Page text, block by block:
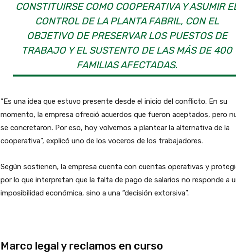
CONSTITUIRSE COMO COOPERATIVA Y ASUMIR
CONTROL DE LA PLANTA FABRIL, CON EL
OBJETIVO DE PRESERVAR LOS PUESTOS DE
TRABAJO Y EL SUSTENTO DE LAS MÁS DE 400
FAMILIAS AFECTADAS.
“Es una idea que estuvo presente desde el inicio del conflicto. En su
momento, la empresa ofreció acuerdos que fueron aceptados, pero
se concretaron. Por eso, hoy volvemos a plantear la alternativa de la
cooperativa”, explicó uno de los voceros de los trabajadores.
Según sostienen, la empresa cuenta con cuentas operativas y
por lo que interpretan que la falta de pago de salarios no responde a
imposibilidad económica, sino a una “decisión extorsiva”.
Marco legal y reclamos en curso